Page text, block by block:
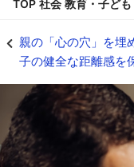
TOP 社会 教育・子ども
親の「心の穴」を埋
子の健全な距離感を